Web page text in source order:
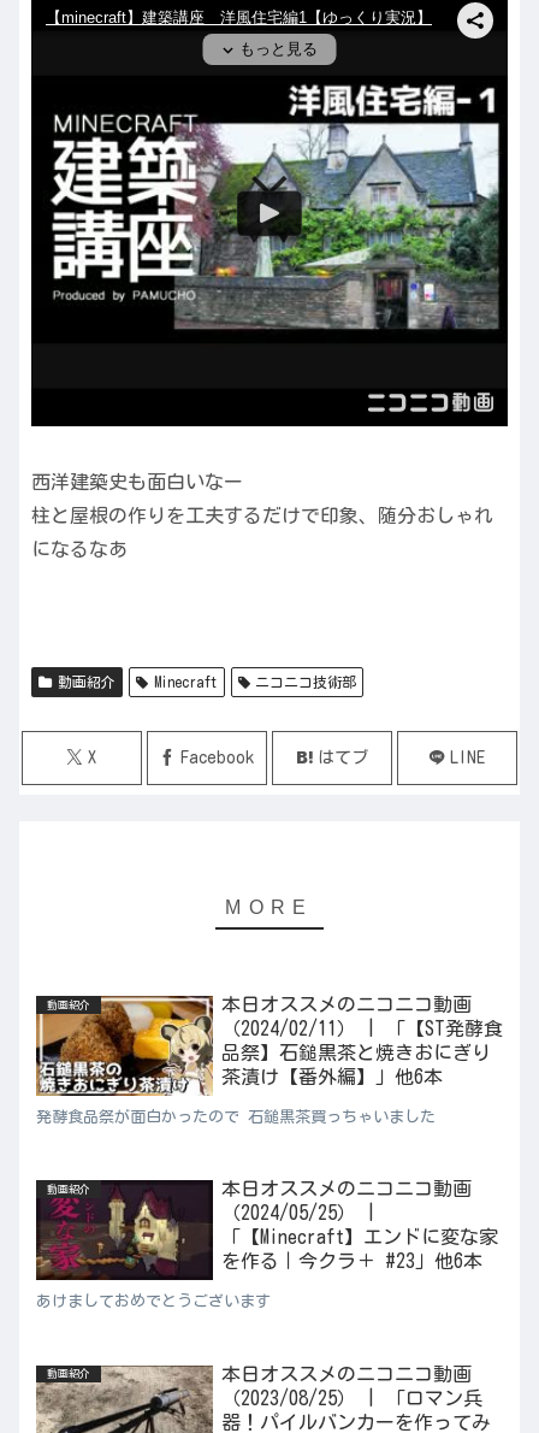
西洋建築史も面白いなー
柱と屋根の作りを工夫するだけで印象、随分おしゃれ
になるなあ
動画紹介 Minecraft ニコニコ技術部
X Facebook はてブ LINE
動画紹介
本日オススメのニコニコ動画
（2024/02/11） | 「【ST発酵食
品祭】石鎚黒茶と焼きおにぎり
茶漬け【番外編】」他6本
発酵食品祭が面白かったので 石鎚黒茶買っちゃいました
動画紹介
本日オススメのニコニコ動画
（2024/05/25） |
「【Minecraft】エンドに変な家
を作る｜今クラ＋ #23」他6本
あけましておめでとうございます
動画紹介
本日オススメのニコニコ動画
（2023/08/25） | 「ロマン兵
器！パイルバンカーを作ってみ